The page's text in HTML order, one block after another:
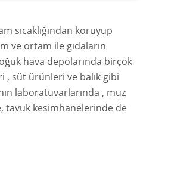
sıcaklığından koruyup
ve ortam ile gıdaların
hava depolarında birçok
, süt ürünleri ve balık gibi
laboratuvarlarında , muz
tavuk kesimhanelerinde de